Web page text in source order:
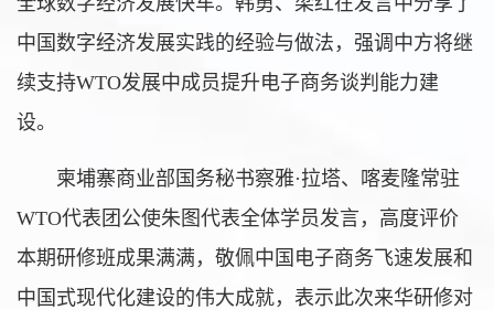
中国数字经济发展实践的经验与做法，强调中方将继
续支持WTO发展中成员提升电子商务谈判能力建
设。
柬埔寨商业部国务秘书察雅·拉塔、喀麦隆常驻
WTO代表团公使朱图代表全体学员发言，高度评价
本期研修班成果满满，敬佩中国电子商务飞速发展和
中国式现代化建设的伟大成就，表示此次来华研修对